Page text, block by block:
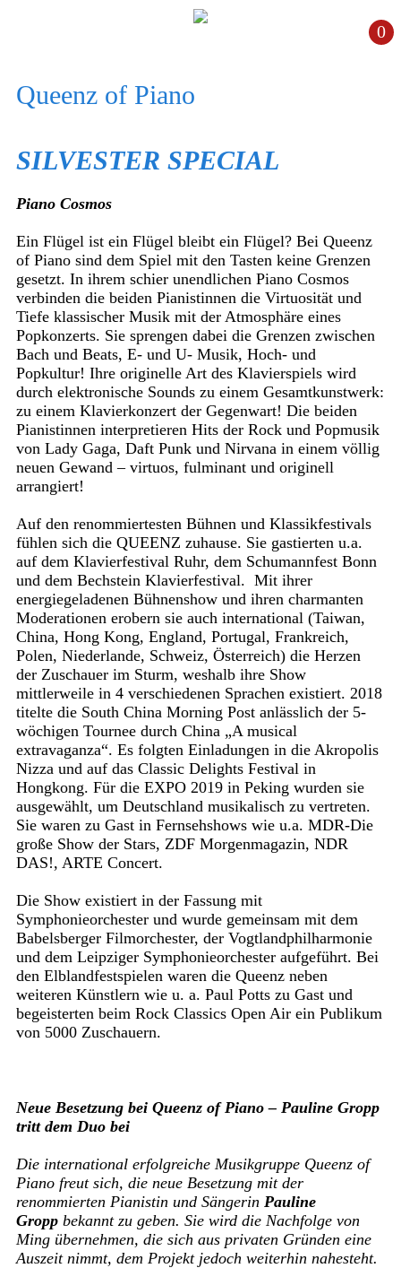
0
Queenz of Piano
SILVESTER SPECIAL
Piano Cosmos
Ein Flügel ist ein Flügel bleibt ein Flügel? Bei Queenz
of Piano sind dem Spiel mit den Tasten keine Grenzen
gesetzt. In ihrem schier unendlichen Piano Cosmos
verbinden die beiden Pianistinnen die Virtuosität und
Tiefe klassischer Musik mit der Atmosphäre eines
Popkonzerts. Sie sprengen dabei die Grenzen zwischen
Bach und Beats, E- und U- Musik, Hoch- und
Popkultur! Ihre originelle Art des Klavierspiels wird
durch elektronische Sounds zu einem Gesamtkunstwerk:
zu einem Klavierkonzert der Gegenwart! Die beiden
Pianistinnen interpretieren Hits der Rock und Popmusik
von Lady Gaga, Daft Punk und Nirvana in einem völlig
neuen Gewand – virtuos, fulminant und originell
arrangiert!
Auf den renommiertesten Bühnen und Klassikfestivals
fühlen sich die QUEENZ zuhause. Sie gastierten u.a.
auf dem Klavierfestival Ruhr, dem Schumannfest Bonn
und dem Bechstein Klavierfestival. Mit ihrer
energiegeladenen Bühnenshow und ihren charmanten
Moderationen erobern sie auch international (Taiwan,
China, Hong Kong, England, Portugal, Frankreich,
Polen, Niederlande, Schweiz, Österreich) die Herzen
der Zuschauer im Sturm, weshalb ihre Show
mittlerweile in 4 verschiedenen Sprachen existiert. 2018
titelte die South China Morning Post anlässlich der 5-
wöchigen Tournee durch China „A musical
extravaganza“. Es folgten Einladungen in die Akropolis
Nizza und auf das Classic Delights Festival in
Hongkong. Für die EXPO 2019 in Peking wurden sie
ausgewählt, um Deutschland musikalisch zu vertreten.
Sie waren zu Gast in Fernsehshows wie u.a. MDR-Die
große Show der Stars, ZDF Morgenmagazin, NDR
DAS!, ARTE Concert.
Die Show existiert in der Fassung mit
Symphonieorchester und wurde gemeinsam mit dem
Babelsberger Filmorchester, der Vogtlandphilharmonie
und dem Leipziger Symphonieorchester aufgeführt. Bei
den Elblandfestspielen waren die Queenz neben
weiteren Künstlern wie u. a. Paul Potts zu Gast und
begeisterten beim Rock Classics Open Air ein Publikum
von 5000 Zuschauern.
Neue Besetzung bei Queenz of Piano – Pauline Gropp
tritt dem Duo bei
Die international erfolgreiche Musikgruppe Queenz of
Piano freut sich, die neue Besetzung mit der
renommierten Pianistin und Sängerin Pauline
Groppbekannt zu geben. Sie wird die Nachfolge von
Ming übernehmen, die sich aus privaten Gründen eine
Auszeit nimmt, dem Projekt jedoch weiterhin nahesteht.